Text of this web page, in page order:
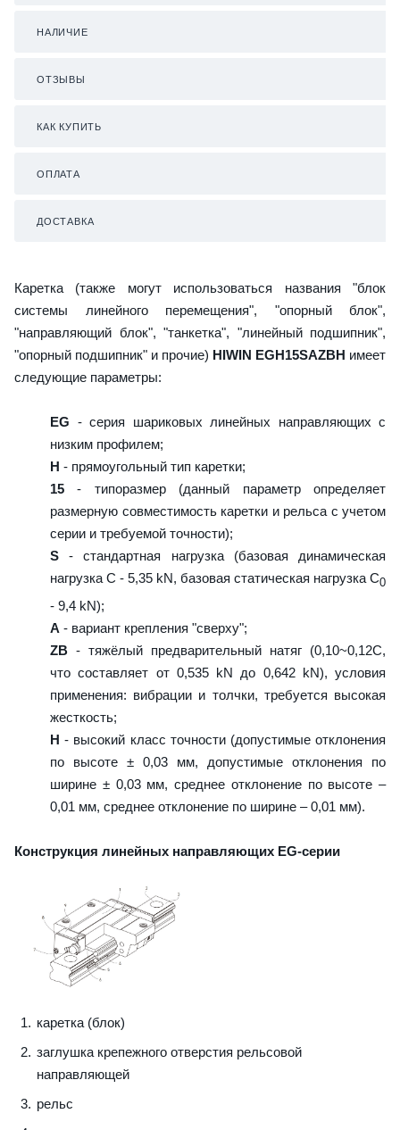
НАЛИЧИЕ
ОТЗЫВЫ
КАК КУПИТЬ
ОПЛАТА
ДОСТАВКА
Каретка (также могут использоваться названия "блок
системы линейного перемещения", "опорный блок",
"направляющий блок", "танкетка", "линейный подшипник",
"опорный подшипник" и прочие) HIWIN EGH15SAZBH имеет
следующие параметры:
EG - серия шариковых линейных направляющих с
низким профилем;
H - прямоугольный тип каретки;
15 - типоразмер (данный параметр определяет
размерную совместимость каретки и рельса с учетом
серии и требуемой точности);
S - стандартная нагрузка (базовая динамическая
нагрузка C - 5,35 kN, базовая статическая нагрузка С0
- 9,4 kN);
A - вариант крепления "сверху";
ZB - тяжёлый предварительный натяг (0,10~0,12C,
что составляет от 0,535 kN до 0,642 kN), условия
применения: вибрации и толчки, требуется высокая
жесткость;
H - высокий класс точности (допустимые отклонения
по высоте ± 0,03 мм, допустимые отклонения по
ширине ± 0,03 мм, среднее отклонение по высоте –
0,01 мм, среднее отклонение по ширине – 0,01 мм).
Конструкция линейных направляющих EG-серии
каретка (блок)
заглушка крепежного отверстия рельсовой
направляющей
рельс